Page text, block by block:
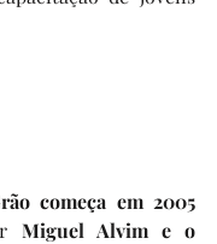
começa em 2005
Miguel Alvim e o